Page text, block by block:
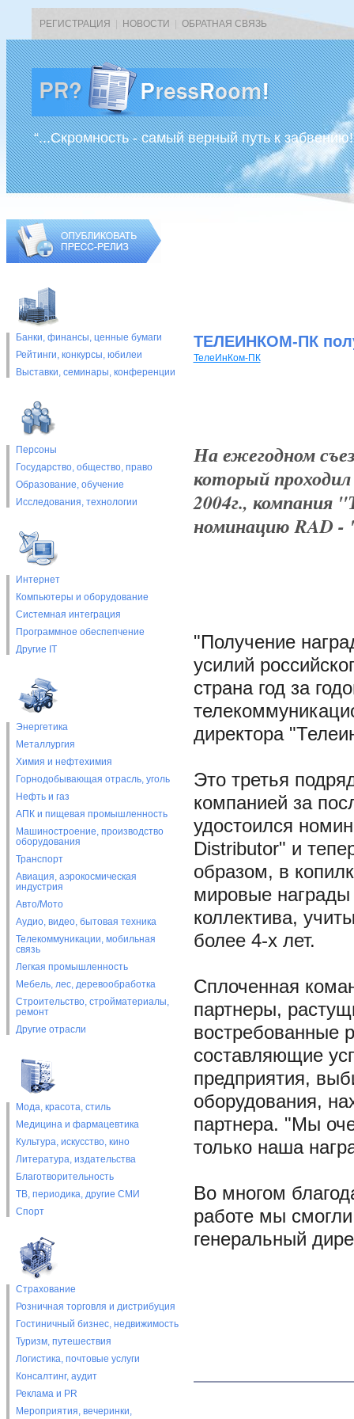
РЕГИСТРАЦИЯ НОВОСТИ ОБРАТНАЯ СВЯЗЬ
“...Скромность - самый верный путь к
Банки, финансы, ценные бумаги
Рейтинги, конкурсы, юбилеи
Выставки, cеминары, конференции
Персоны
Государство, общество, право
Образование, обучение
Исследования, технологии
Интернет
Компьютеры и оборудование
Системная интеграция
Программное обеспепчение
Другие IT
Энергетика
Металлургия
Химия и нефтехимия
Горнодобывающая отрасль, уголь
Нефть и газ
АПК и пищевая промышленность
Машиностроение, производство
оборудования
Транспорт
Авиация, аэрокосмическая
индустрия
Авто/Мото
Аудио, видео, бытовая техника
Телекоммуникации, мобильная
связь
Легкая промышленность
Мебель, лес, деревообработка
Строительство, стройматериалы,
ремонт
Другие отрасли
Мода, красота, стиль
Медицина и фармацевтика
Культура, искусство, кино
Литература, издательства
Благотворительность
ТВ, периодика, другие СМИ
Спорт
Страхование
Розничная торговля и дистрибуция
Гостиничный бизнес, недвижимость
Туризм, путешествия
Логистика, почтовые услуги
Консалтинг, аудит
Реклама и PR
Мероприятия, вечеринки,
ТЕЛЕИНКОМ-ПК
ТелеИнКом-ПК
На ежегодном
который
2004г., компания
номинацию RAD -
"Получение
усилий
страна год за
директора
Это третья
компанией за
удостоился
Distributor" и
образом, в
мировые
коллектива,
более 4-х лет.
Сплоченная
партнеры,
востребованные
составляющие
предприятия,
оборудования,
партнера. "Мы
только наша
Во многом
работе мы смогли
генеральный